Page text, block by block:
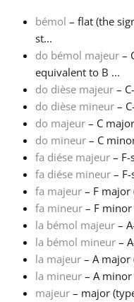
한국어
हिन्दी
Italiano
日本語
Polski
Português
bémol – flat (the
st...
do bémol majeur –
equivalent to B ...
do dièse majeur –
do dièse mineur –
do majeur – C
do mineur – C
fa diése majeur –
fa diése mineur –
fa majeur – F major
fa mineur – F minor
la bémol majeur –
la bémol mineur –
la majeur – A major
la mineur – A minor
majeur – major